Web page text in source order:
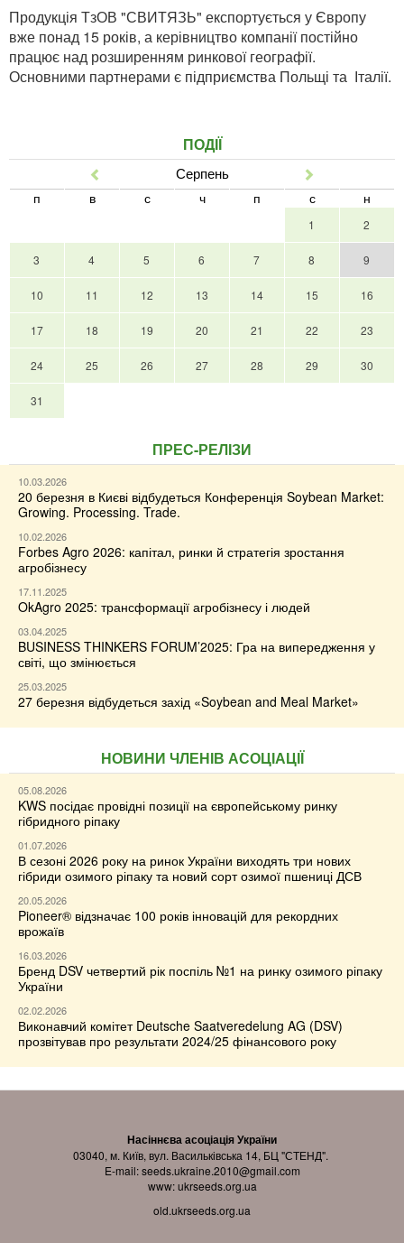
Продукція ТзОВ "СВИТЯЗЬ" експортується у Європу
вже понад 15 років, а керівництво компанії постійно
працює над розширенням ринкової географії.
Основними партнерами є підприємства Польщі та Італії.
ПОДІЇ
Серпень
п в с ч п с н
1 2
3 4 5 6 7 8 9
10 11 12 13 14 15 16
17 18 19 20 21 22 23
24 25 26 27 28 29 30
31
ПРЕС-РЕЛІЗИ
10.03.2026
20 березня в Києві відбудеться Конференція Soybean Market:
Growing. Processing. Trade.
10.02.2026
Forbes Agro 2026: капітал, ринки й стратегія зростання
агробізнесу
17.11.2025
OkAgro 2025: трансформації агробізнесу і людей
03.04.2025
BUSINESS THINKERS FORUM’2025: Гра на випередження у
світі, що змінюється
25.03.2025
27 березня відбудеться захід «Soybean and Meal Market»
НОВИНИ ЧЛЕНІВ АСОЦІАЦІЇ
05.08.2026
KWS посідає провідні позиції на європейському ринку
гібридного ріпаку
01.07.2026
В сезоні 2026 року на ринок України виходять три нових
гібриди озимого ріпаку та новий сорт озимої пшениці ДСВ
20.05.2026
Pioneer® відзначає 100 років інновацій для рекордних
врожаїв
16.03.2026
Бренд DSV четвертий рік поспіль №1 на ринку озимого ріпаку
України
02.02.2026
Виконавчий комітет Deutsche Saatveredelung AG (DSV)
прозвітував про результати 2024/25 фінансового року
Насіннєва асоціація України
03040, м. Київ, вул. Васильківська 14, БЦ "СТЕНД".
E-mail:seeds.ukraine.2010@gmail.com
www:ukrseeds.org.ua
old.ukrseeds.org.ua